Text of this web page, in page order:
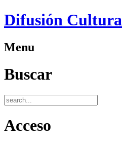
Difusión
Menu
Buscar
Acceso